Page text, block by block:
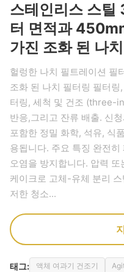
스테인리스 스
터 면적과
가진 조화 된 나
헐렁한 나치 필트레이션
조화 된 나치 필터링 필터
터링, 세척 및 건조 (three-
반응,그리고 잔류 배출. 신
포함한 정밀 화학, 석유, 식
용됩니다. 주요 특징 완전
오염을 방지합니다. 압력
케이크로 고체-유체 분리
저한 청소...
태그: 액체 여과기 건조기